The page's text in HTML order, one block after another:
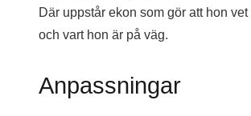
Där uppstår ekon som gör att hon
och vart hon är på väg.
Anpassningar